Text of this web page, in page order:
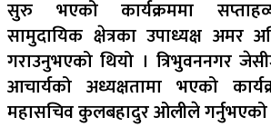
सुरु भएको कार्यक्रममा
सामुदायिक क्षेत्रका उपाध्यक्ष अमर
गराउनुभएको थियो । त्रिभुवननगर
आचार्यको अध्यक्षतामा भएको
महासचिव कुलबहादुर ओलीले गर्नुभएको